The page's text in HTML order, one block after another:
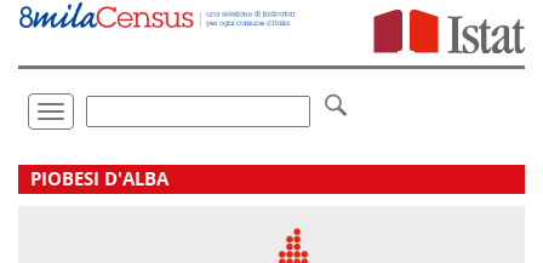
Vai
direttamente
Toggle
navigation
.
PIOBESI D'ALBA